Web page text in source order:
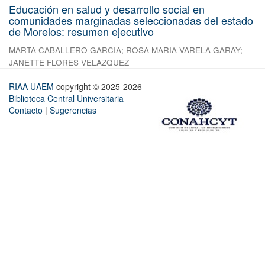
Educación en salud y desarrollo social en
comunidades marginadas seleccionadas del estado
de Morelos: resumen ejecutivo
MARTA CABALLERO GARCIA; ROSA MARIA VARELA GARAY;
JANETTE FLORES VELAZQUEZ
RIAA UAEM copyright © 2025-2026
Biblioteca Central Universitaria
Contacto | Sugerencias